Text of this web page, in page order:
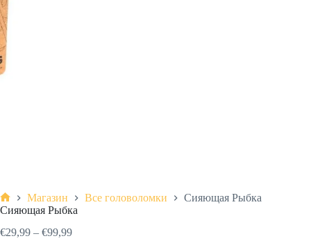
Главная
Магазин Все головоломки
Сияющая Рыбка
Сияющая Рыбка
€29,99 – €99,99Диапазон